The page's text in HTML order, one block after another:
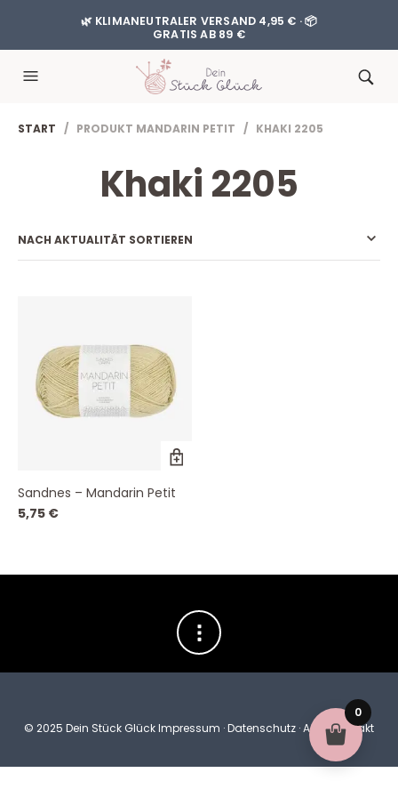
🌿 KLIMANEUTRALER VERSAND 4,95 € · 📦
GRATIS AB 89 €
START / PRODUKT MANDARIN PETIT / KHAKI 2205
Khaki 2205
können
der
Produktseite
gewählt
werden
Sandnes – Mandarin Petit
5,75 €
© 2025 Dein Stück GlückImpressum ·Datenschutz ·AGB·Kontakt
0